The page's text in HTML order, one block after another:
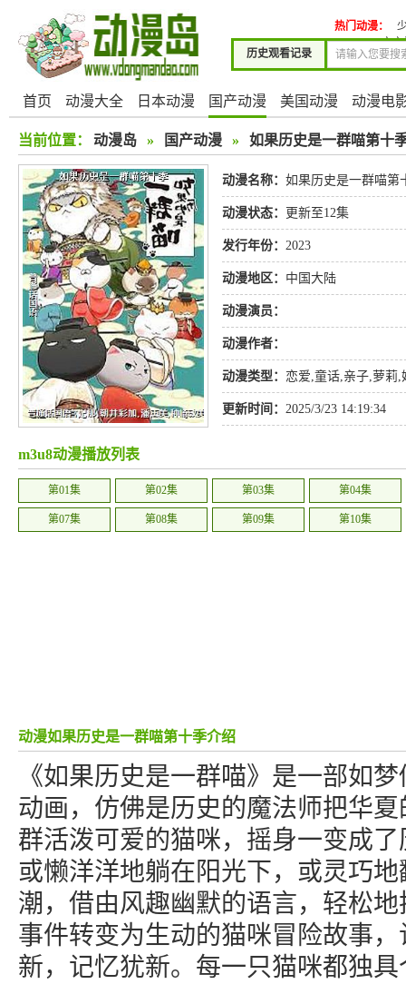
历史观看记录
热门动漫：
空之
首页 动漫大全 日本动漫 国产动漫 美国动漫 动漫电
当前位置： 动漫岛 » 国产动漫 » 如果历史是一群喵第十
动漫名称： 如果历史是一群喵第
动漫状态： 更新至12集
发行年份： 2023
动漫地区： 中国大陆
动漫演员：
动漫作者：
动漫类型： 恋爱,童话,亲子,萝莉,
更新时间： 2025/3/23 14:19:34
m3u8动漫播放列表
第01集 第02集 第03集 第04集
第07集 第08集 第09集 第10集
动漫如果历史是一群喵第十季介绍
《如果历史是一群喵》是一部如
动画，仿佛是历史的魔法师把华
群活泼可爱的猫咪，摇身一变成
或懒洋洋地躺在阳光下，或灵巧
潮，借由风趣幽默的语言，轻松
事件转变为生动的猫咪冒险故事
新，记忆犹新。每一只猫咪都独